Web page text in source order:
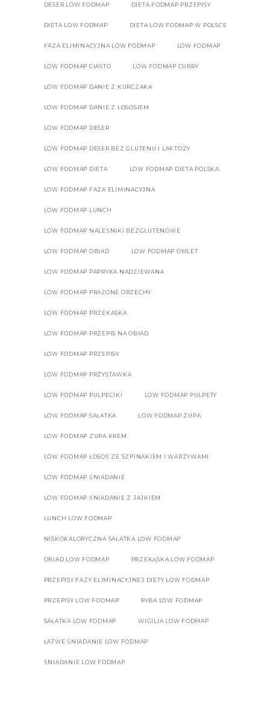
DESER LOW FODMAP DIETA FODMAP PRZEPISY
DIETA LOW FODMAP DIETA LOW FODMAP W POLSCE
FAZA ELIMINACYJNA LOW FODMAP LOW FODMAP
LOW FODMAP CIASTO LOW FODMAP CURRY
LOW FODMAP DANIE Z KURCZAKA
LOW FODMAP DANIE Z ŁOSOSIEM
LOW FODMAP DESER
LOW FODMAP DESER BEZ GLUTENU I LAKTOZY
LOW FODMAP DIETA LOW FODMAP DIETA POLSKA
LOW FODMAP FAZA ELIMINACYJNA
LOW FODMAP LUNCH
LOW FODMAP NALEŚNIKI BEZGLUTENOWE
LOW FODMAP OBIAD LOW FODMAP OMLET
LOW FODMAP PAPRYKA NADZIEWANA
LOW FODMAP PRAŻONE ORZECHY
LOW FODMAP PRZEKASKA
LOW FODMAP PRZEPIS NA OBIAD
LOW FODMAP PRZEPISY
LOW FODMAP PRZYSTAWKA
LOW FODMAP PULPECIKI LOW FODMAP PULPETY
LOW FODMAP SAŁATKA LOW FODMAP ZUPA
LOW FODMAP ZUPA KREM
LOW FODMAP ŁOSOŚ ZE SZPINAKIEM I WARZYWAMI
LOW FODMAP ŚNIADANIE
LOW FODMAP ŚNIADANIE Z JAJKIEM
LUNCH LOW FODMAP
NISKOKALORYCZNA SAŁATKA LOW FODMAP
OBIAD LOW FODMAP PRZEKĄSKA LOW FODMAP
PRZEPISY FAZY ELIMINACYJNEJ DIETY LOW FODMAP
PRZEPISY LOW FODMAP RYBA LOW FODMAP
SAŁATKA LOW FODMAP WIGILIA LOW FODMAP
ŁATWE ŚNIADANIE LOW FODMAP
ŚNIADANIE LOW FODMAP